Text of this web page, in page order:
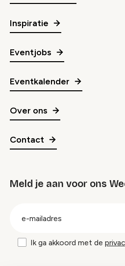
Inspiratie
Eventjobs
Eventkalender
Over ons
Contact
Meld je aan voor ons
Ik ga akkoord met de